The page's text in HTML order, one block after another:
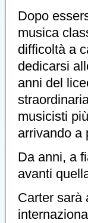
Dopo
musica
difficoltà a
dedicarsi
anni del
musicisti
arrivando a
Da anni, a
avanti
Carter sarà